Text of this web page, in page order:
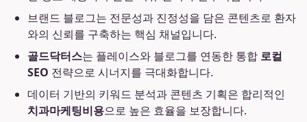
브랜드 블로그는 전문성과 진정성을 담은 콘텐츠로 환자
와의 신뢰를 구축하는 핵심 채널입니다.
골드닥터스는 플레이스와 블로그를 연동한 통합 로컬
SEO 전략으로 시너지를 극대화합니다.
데이터 기반의 키워드 분석과 콘텐츠 기획은 합리적인
치과마케팅비용으로 높은 효율을 보장합니다.